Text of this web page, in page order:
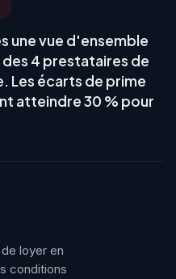
une vue d'ensemble
4 prestataires de
Les écarts de prime
atteindre 30 % pour
loyer en
conditions